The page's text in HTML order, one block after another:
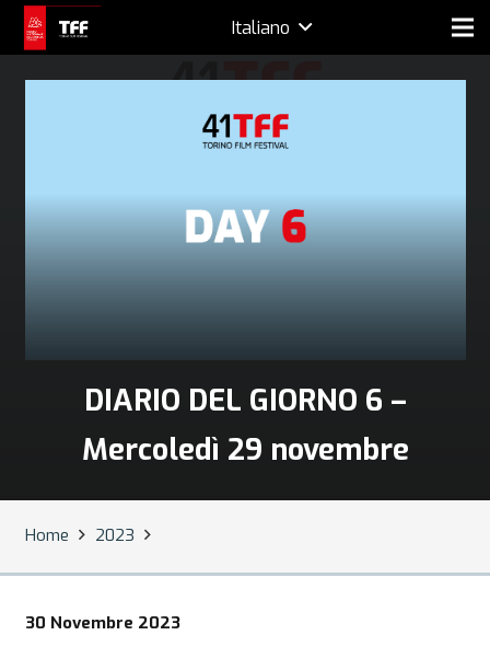
Italiano
DIARIO DEL GIORNO 6 –
Mercoledì 29 novembre
Home 2023
30 Novembre 2023